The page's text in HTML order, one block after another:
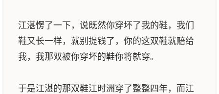
江湛愣了一下，说既然你穿坏了我的鞋，我们
鞋又长一样，就别提钱了，你的这双鞋就赔给
我，我那双被你穿坏的鞋你将就穿。
于是江湛的那双鞋江时洲穿了整整四年，而江